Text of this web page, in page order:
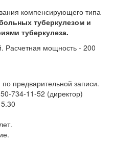
компенсирующего типа
туберкулезом и
туберкулеза.
Расчетная мощность - 200
предварительной записи.
734-11-52 (директор)